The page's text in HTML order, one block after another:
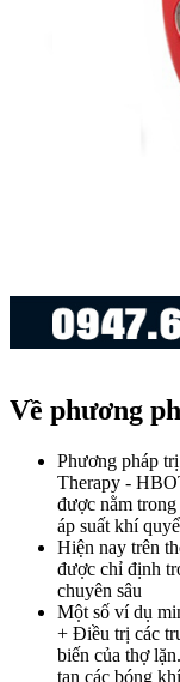
Về phương
Phương pháp
Therapy -
được nằm
áp suất khí
Hiện nay trên
được chỉ định
chuyên sâu
Một số ví dụ
+ Điều trị các
biến của thợ
tan các bóng